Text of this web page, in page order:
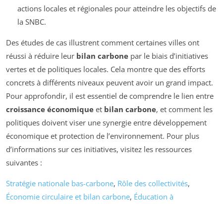
actions locales et régionales pour atteindre les objectifs de
la SNBC.
Des études de cas illustrent comment certaines villes ont
réussi à réduire leur bilan carbone par le biais d’initiatives
vertes et de politiques locales. Cela montre que des efforts
concrets à différents niveaux peuvent avoir un grand impact.
Pour approfondir, il est essentiel de comprendre le lien entre
croissance économique et bilan carbone, et comment les
politiques doivent viser une synergie entre développement
économique et protection de l’environnement. Pour plus
d’informations sur ces initiatives, visitez les ressources
suivantes :
Stratégie nationale bas-carbone, Rôle des collectivités,
Économie circulaire et bilan carbone, Éducation à